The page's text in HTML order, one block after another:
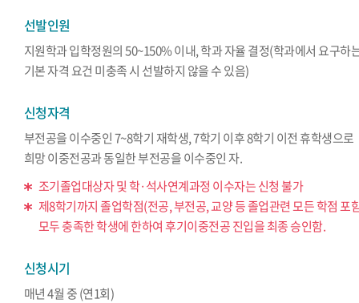
선발인원
지원학과 입학정원의 50~150% 이내, 학과 자율 결정(학과에서 요구하
기본 자격 요건 미충족 시 선발하지 않을 수 있음)
신청자격
부전공을 이수중인 7~8학기 재학생, 7학기 이후 8학기 이전 휴학생으로
희망 이중전공과 동일한 부전공을 이수중인 자.
조기졸업대상자 및 학·석사연계과정 이수자는 신청 불가
제8학기까지 졸업학점(전공, 부전공, 교양 등 졸업관련 모든 학점 포
모두 충족한 학생에 한하여 후기이중전공 진입을 최종 승인함.
신청시기
매년 4월 중 (연1회)